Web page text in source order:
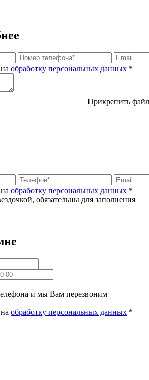
обработку персональных данных *
Прикрепить файл
обработку персональных данных *
обязательны для заполнения
и мы Вам перезвоним
обработку персональных данных *